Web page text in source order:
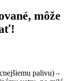
môže
palivu) –